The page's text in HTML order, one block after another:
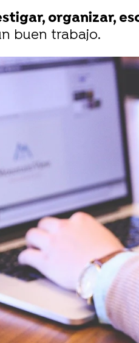
organizar,
buen trabajo.